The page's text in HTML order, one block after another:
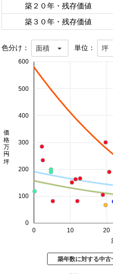
築２０年・残存価値
築３０年・残存価値
色分け： 面積 単位： 坪
0 10 20
0
100
200
300
400
500
600
価格 万円/坪
築年数に対する中